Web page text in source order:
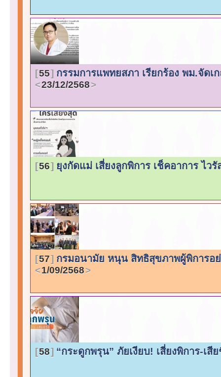
55 กรรมการแพทยสภา เรียกร้อง พม.จั
23/12/2568
56 ยุงกัดแม่ เสี่ยงลูกพิการ เช็คอาการ ไว
57 กรมอนามัย หนุน สิทธิสุขภาพผู้พิการอ
1/09/2568
58 “กระดูกพรุน” ภัยเงียบ! เสี่ยงพิการ-เ